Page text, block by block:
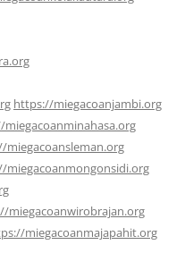
https://miegacoanjambi.org
miegacoansleman.org
miegacoanmongonsidi.org
miegacoanwirobrajan.org
miegacoanmajapahit.org